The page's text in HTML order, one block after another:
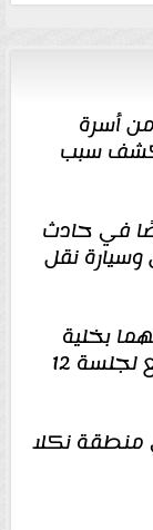
أسرة
سبب
17 شخصًا في حادث
نقل
12 متهما بخلية
اللجان الإدارية بالتجمع لجلسة 12
منطقة نكلا